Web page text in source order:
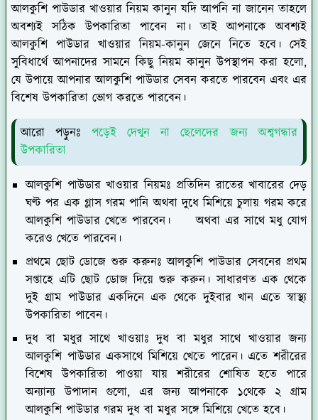
আলকুশি পাউডার খাওয়ার নিয়ম কানুন যদি আপনি না জানেন তাহলে
অবশ্যই সঠিক উপকারিতা পাবেন না। তাই আপনাকে অবশ্যই
আলকুশি পাউডার খাওয়ার নিয়ম-কানুন জেনে নিতে হবে। সেই
সুবিধার্থে আপনাদের সামনে কিছু নিয়ম কানুন উপস্থাপন করা হলো,
যে উপায়ে আপনার আলকুশি পাউডার সেবন করতে পারবেন এবং এর
বিশেষ উপকারিতা ভোগ করতে পারবেন।
আরো পড়ুনঃ পড়েই দেখুন না ছেলেদের জন্য অশ্বগন্ধার
উপকারিতা
আলকুশি পাউডার খাওয়ার নিয়মঃ প্রতিদিন রাতের খাবারের দেড়
ঘণ্ট পর এক গ্লাস গরম পানি অথবা দুধে মিশিয়ে চুলায় গরম করে
আলকুশি পাউডার খেতে পারবেন। অথবা এর সাথে মধু যোগ
করেও খেতে পারবেন।
প্রথমে ছোট ডোজে শুরু করুনঃআলকুশি পাউডার সেবনের প্রথম
সপ্তাহে এটি ছোট ডোজ দিয়ে শুরু করুন। সাধারণত এক থেকে
দুই গ্রাম পাউডার একদিনে এক থেকে দুইবার খান এতে স্বাস্থ্য
উপকারিতা পাবেন।
দুধ বা মধুর সাথে খাওয়াঃদুধ বা মধুর সাথে খাওয়ার জন্য
আলকুশি পাউডার একসাথে মিশিয়ে খেতে পারেন। এতে শরীরের
বিশেষ উপকারিতা পাওয়া যায় শরীরের শোষিত হতে পারে
অন্যান্য উপাদান গুলো, এর জন্য আপনাকে ১থেকে ২ গ্রাম
আলকুশি পাউডার গরম দুধ বা মধুর সঙ্গে মিশিয়ে খেতে হবে।